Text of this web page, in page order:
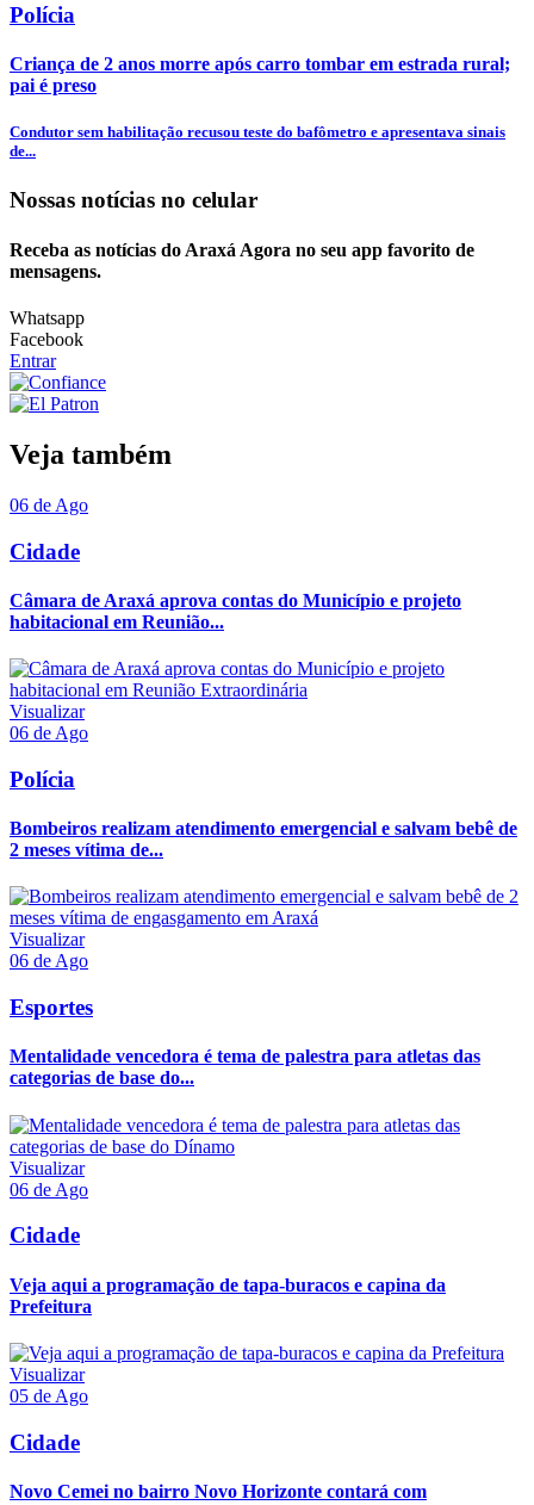
Polícia
Criança de 2 anos morre após carro tombar em estrada rural;
pai é preso
Condutor sem habilitação recusou teste do bafômetro e apresentava sinais
de...
Nossas notícias no celular
Receba as notícias do Araxá Agora no seu app favorito de
mensagens.
Whatsapp
Facebook
Entrar
Veja também
06 de Ago
Cidade
Câmara de Araxá aprova contas do Município e projeto
habitacional em Reunião...
Visualizar
06 de Ago
Polícia
Bombeiros realizam atendimento emergencial e salvam bebê de
2 meses vítima de...
Visualizar
06 de Ago
Esportes
Mentalidade vencedora é tema de palestra para atletas das
categorias de base do...
Visualizar
06 de Ago
Cidade
Veja aqui a programação de tapa-buracos e capina da
Prefeitura
Visualizar
05 de Ago
Cidade
Novo Cemei no bairro Novo Horizonte contará com